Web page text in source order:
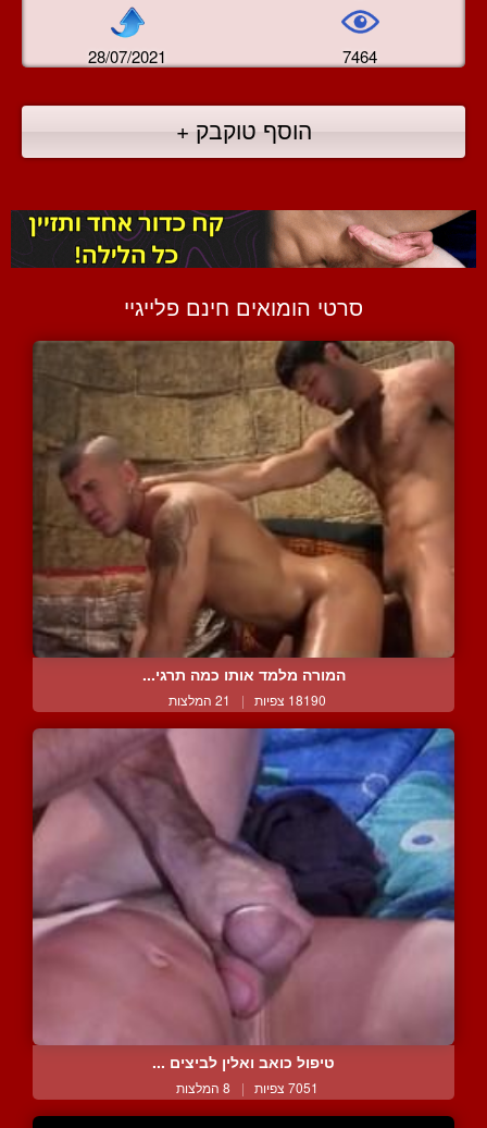
28/07/2021 7464
הוסף טוקבק +
סרטי הומואים חינם פלייגיי
המורה מלמד אותו כמה תרגי...
18190 צפיות | 21 המלצות
טיפול כואב ואלין לביצים ...
7051 צפיות | 8 המלצות